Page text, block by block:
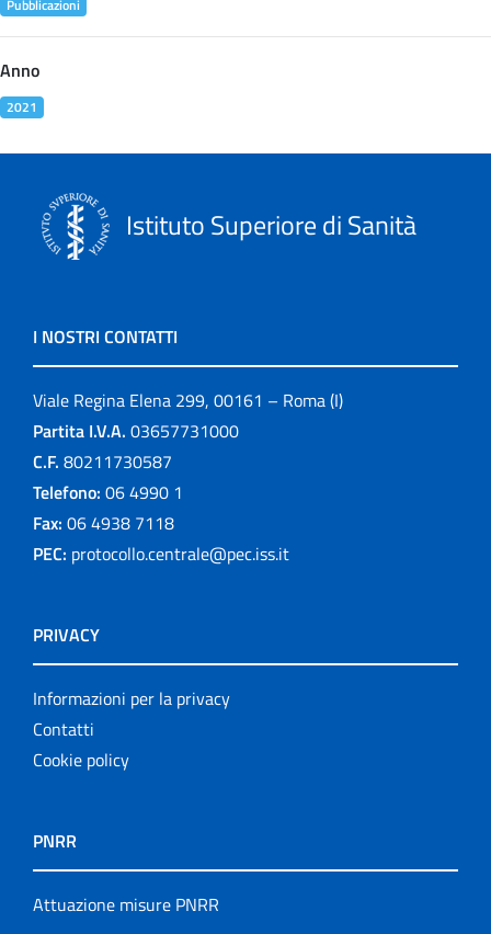
Pubblicazioni
Anno
2021
Istituto Superiore di Sanità
I NOSTRI CONTATTI
Viale Regina Elena 299, 00161 – Roma (I)
Partita I.V.A. 03657731000
C.F. 80211730587
Telefono: 06 4990 1
Fax: 06 4938 7118
PEC: protocollo.centrale@pec.iss.it
PRIVACY
Informazioni per la privacy
Contatti
Cookie policy
PNRR
Attuazione misure PNRR